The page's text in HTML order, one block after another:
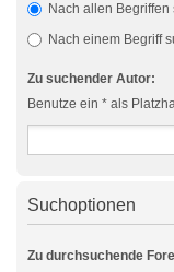
Nach allen
Nach einem Begriff
Zu suchender Autor:
Benutze ein * als
Suchoptionen
Zu durchsuchende